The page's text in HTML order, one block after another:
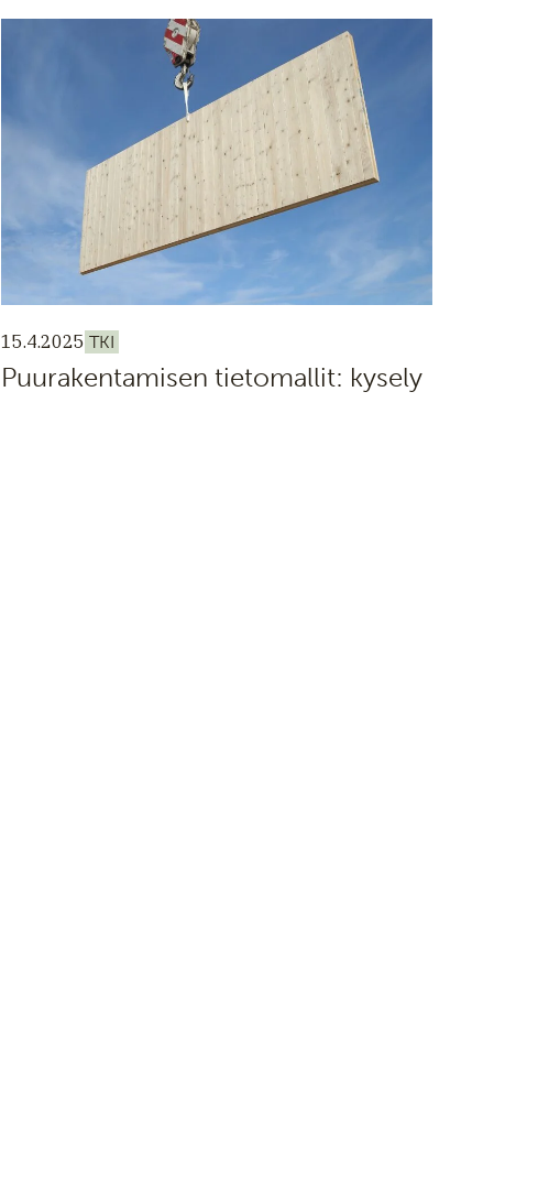
15.4.2025 TKI
Puurakentamisen tietomallit: kysely